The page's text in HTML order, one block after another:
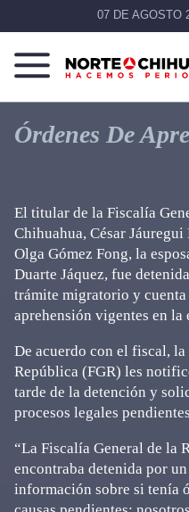
07 DE AGOSTO
Norte
Chihuahua
Más
que
noticias,
Órdenes De
El titular de la Fiscalía
Chihuahua, César
Olga Gómez Fong, la
Duarte Jáquez, fue
trámite migratorio y cuenta
aprehensión vigentes en la
De acuerdo con el fiscal,
República (FGR) les
tarde de la detención y
procesos legales
“La Fiscalía General de la
encontraba detenida por
información sobre si tenía